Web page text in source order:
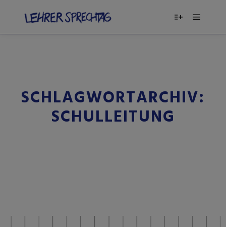
SCHLAGWORTARCHIV:
SCHULLEITUNG